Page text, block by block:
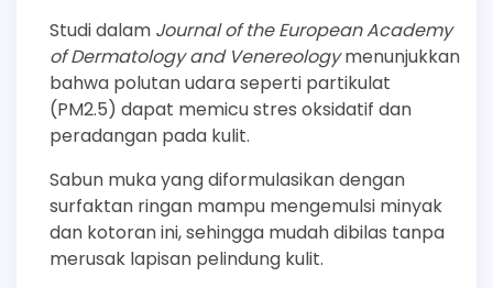
Studi dalam Journal of the European Academy
of Dermatology and Venereologymenunjukkan
bahwa polutan udara seperti partikulat
(PM2.5) dapat memicu stres oksidatif dan
peradangan pada kulit.
Sabun muka yang diformulasikan dengan
surfaktan ringan mampu mengemulsi minyak
dan kotoran ini, sehingga mudah dibilas tanpa
merusak lapisan pelindung kulit.